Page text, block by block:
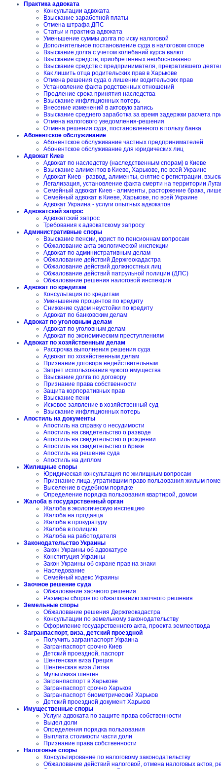
Практика адвоката
Консультации адвоката
Взыскание заработной платы
Отмена штрафа ДПС
Статьи и практика адвоката
Уменьшение суммы долга по иску налоговой
Дополнительное постановление суда в налоговом споре
Взыскание долга с учетом колебаний курса валют
Взыскание средств, приобретенных необоснованно
Взыскание средств с предпринимателя, прекратившего
Как лишить отца родительских прав в Харькове
Отмена решения суда о лишении водительских прав
Установление факта родственных отношений
Продление срока принятия наследства
Взыскание инфляционных потерь
Внесение изменений в актовую запись
Взыскание среднего заработка за время задержки расчета
Отмена налогового уведомления-решения
Отмена решения суда, постановленного в пользу банка
Абонентское обслуживание
Абонентское обслуживание частных предпринимателей
Абонентское обслуживание для юридических лиц
Адвокат Киев
Адвокат по наследству (наследственным спорам) в Киеве
Взыскание алиментов в Киеве, Харькове, по всей Украине
Адвокат Киев - развод, алименты, снятие с регистрации,
Легализация, установление факта смерти на территории
Семейный адвокат Киев - алименты, расторжение брака,
Семейный адвокат в Киеве, Харькове, по всей Украине
Адвокат Украина - услуги опытных адвокатов
Адвокатский запрос
Адвокатский запрос
Требования к адвокатскому запросу
Административные споры
Взыскание пенсии, юрист по пенсионнам вопросам
Обжалование акта экологической инспекции
Адвокат по административным делам
Обжалование действий Держгеокадастра
Обжалование действий должностных лиц
Обжалование действий патрульной полиции (ДПС)
Обжалование решения налоговой инспекции
Адвокат по кредитам
Консультация по кредитам
Уменьшение процентов по кредиту
Снижение судом неустойки по кредиту
Адвокат по банковским делам
Адвокат по уголовным делам
Адвокат по уголовным делам
Адвокат по экономическим преступлениям
Адвокат по хозяйственным делам
Рассрочка выполнения решения суда
Адвокат по хозяйственным делам
Признание договора недействительным
Запрет использования чужого имущества
Взыскание долга по договору
Признание права собственности
Защита корпоративных прав
Взыскание пени
Исковое заявление в хозяйственный суд
Взыскание инфляционных потерь
Апостиль на документы
Апостиль на справку о несудимости
Апостиль на свидетельство о разводе
Апостиль на свидетельство о рождении
Апостиль на свидетельство о браке
Апостиль на решение суда
Апостиль на диплом
Жилищные споры
Юридическая консультация по жилищным вопросам
Признание лица, утратившим право пользования жилым
Выселение в судебном порядке
Определение порядка пользования квартирой, домом
Жалоба в государственный орган
Жалоба в экологическую инспекцию
Жалоба на продавца
Жалоба в прокуратуру
Жалоба в полицию
Жалоба на работодателя
Законодательство Украины
Закон Украины об адвокатуре
Конституция Украины
Закон Украины об охране прав на знаки
Наследование
Семейный кодекс Украины
Заочное решение суда
Обжалование заочного решения
Размеры сборов по обжалованию заочного решения
Земельные споры
Обжалование решения Держгеокадастра
Консультации по земельному законодательству
Оформление государственного акта, проекта землеотвода
Загранпаспорт, виза, детский проездной
Получить загранпаспорт Украина
Загранпаспорт срочно Киев
Детский проездной, паспорт
Шенгенская виза Греция
Шенгенская виза Литва
Мультивиза шенген
Загранпаспорт в Харькове
Загранпаспорт срочно Харьков
Загранпаспорт биометрический Харьков
Детский проездной документ Харьков
Имущественные споры
Услуги адвоката по защите права собственности
Выдел доли
Определения порядка пользования
Выплата стоимости части доли
Признание права собственности
Налоговые споры
Консультирование по налоговому законодательству
Обжалование действий налоговой, отмена налоговых актов,